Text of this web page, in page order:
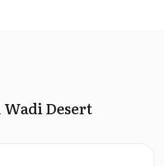
Desert